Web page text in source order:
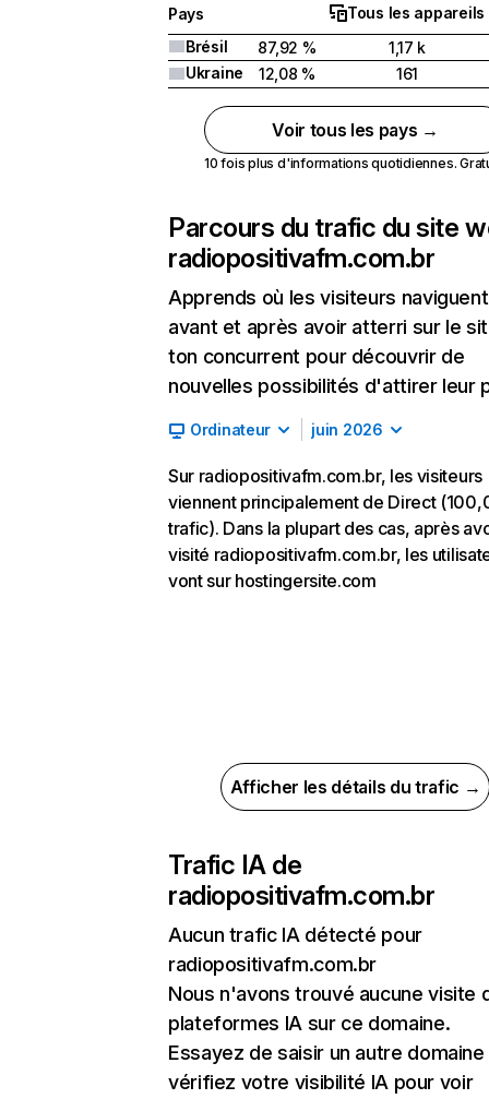
Pays
Tous les appareils
Brésil
87,92 %
1,17 k
Ukraine
12,08 % 161
Voir tous les pays →
10 fois plus d'informations quotidiennes.
Parcours du trafic du site
radiopositivafm.com.br
Apprends où les visiteurs naviguent
avant et après avoir atterri sur le
ton concurrent pour découvrir de
nouvelles possibilités d'attirer leur
Ordinateur juin 2026
Sur radiopositivafm.com.br, les visiteurs
viennent principalement de Direct
trafic). Dans la plupart des cas, après
visité radiopositivafm.com.br, les
vont sur hostingersite.com
Afficher les détails du trafic →
Trafic IA de
radiopositivafm.com.br
Aucun trafic IA détecté pour
radiopositivafm.com.br
Nous n'avons trouvé aucune visite
plateformes IA sur ce domaine.
Essayez de saisir un autre domaine
vérifiez votre visibilité IA pour voir